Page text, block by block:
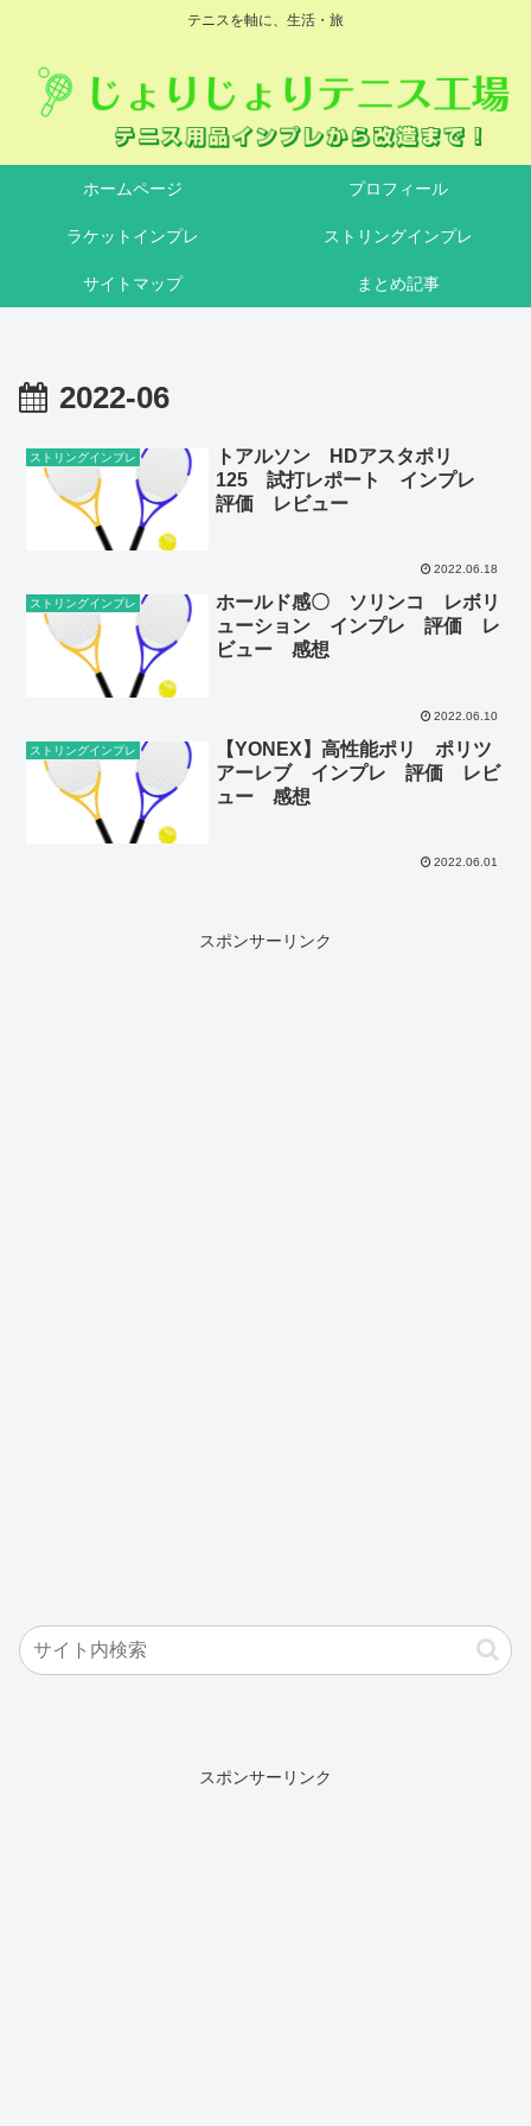
テニスを軸に、生活・旅
ホームページ プロフィール
ラケットインプレ ストリングインプレ
サイトマップ まとめ記事
2022-06
ストリングインプレ
トアルソン HDアスタポリ
125 試打レポート インプレ
評価 レビュー
2022.06.18
ストリングインプレ
ホールド感〇 ソリンコ レボリ
ューション インプレ 評価 レ
ビュー 感想
2022.06.10
ストリングインプレ
【YONEX】高性能ポリ ポリツ
アーレブ インプレ 評価 レビ
ュー 感想
2022.06.01
スポンサーリンク
スポンサーリンク